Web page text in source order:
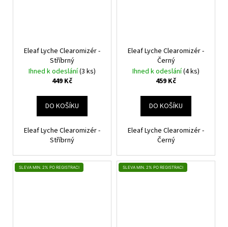
Eleaf Lyche Clearomizér -
Stříbrný
Ihned k odeslání(3 ks)
449 Kč
DO KOŠÍKU
Eleaf Lyche Clearomizér -
Stříbrný
Eleaf Lyche Clearomizér -
Černý
Ihned k odeslání(4 ks)
459 Kč
DO KOŠÍKU
Eleaf Lyche Clearomizér -
Černý
SLEVA MIN. 2% PO REGISTRACI SLEVA MIN. 2% PO REGISTRACI